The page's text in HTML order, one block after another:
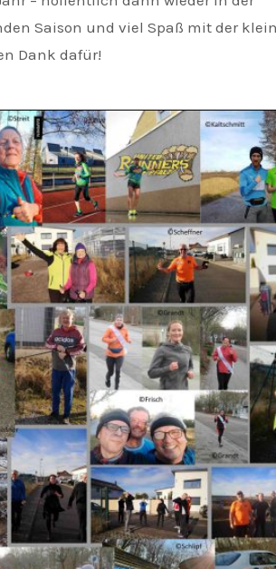
Saison und viel Spaß mit der
Dank dafür!